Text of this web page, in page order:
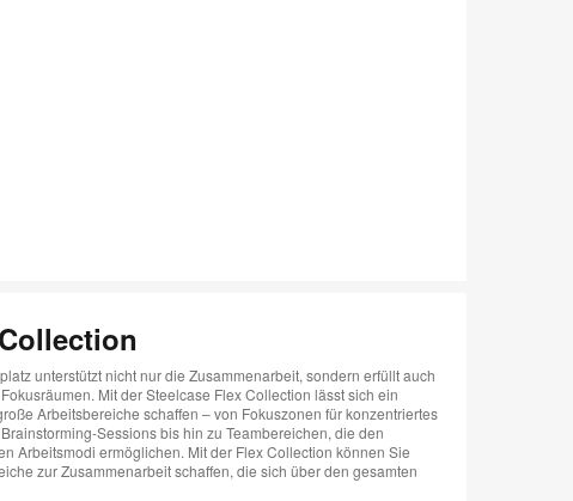
unterstützt nicht nur die Zusammenarbeit, sondern erfüllt auch
Mit der Steelcase Flex Collection lässt sich ein
Arbeitsbereiche schaffen – von Fokuszonen für konzentriertes
Sessions bis hin zu Teambereichen, die den
Arbeitsmodi ermöglichen. Mit der Flex Collection können Sie
zur Zusammenarbeit schaffen, die sich über den gesamten